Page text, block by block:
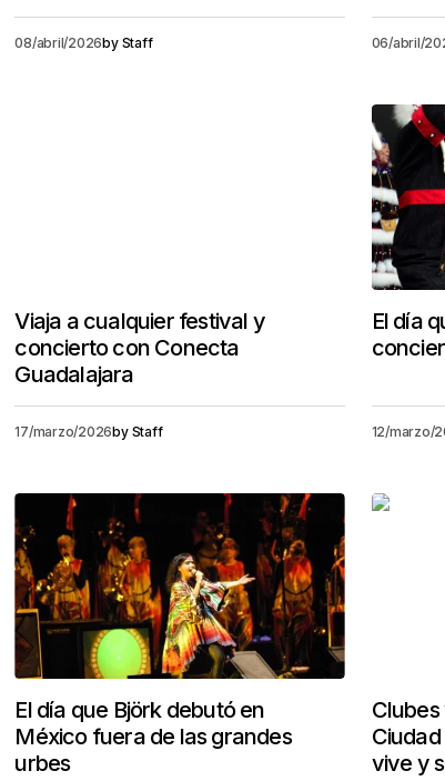
08/abril/2026by Staff 06/abril/
Viaja a cualquier festival y
concierto con Conecta
Guadalajara
17/marzo/2026by Staff
El día
12/marzo/
El día que Björk debutó en
México fuera de las grandes
urbes
vive y